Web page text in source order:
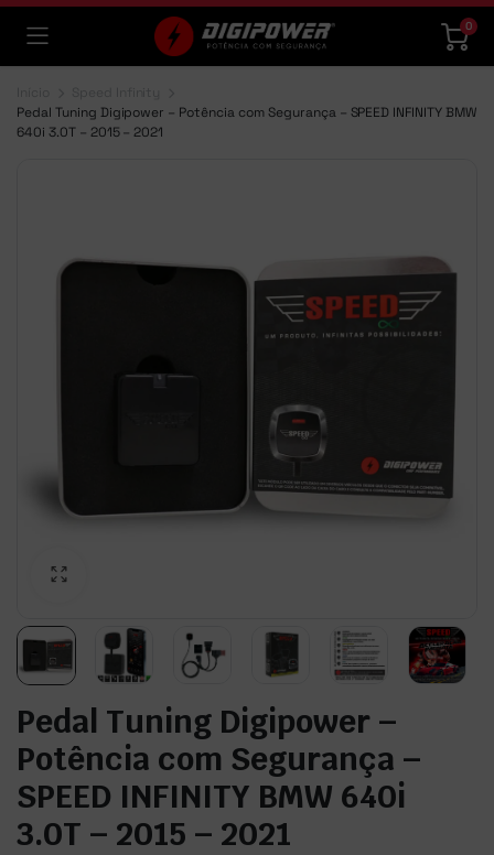
0
Pedal Tuning Digipower – Potência com Segurança – SPEED INFINITY BMW
640i 3.0T – 2015 – 2021
Pedal Tuning Digipower –
Potência com Segurança –
SPEED INFINITY BMW 640i
3.0T – 2015 – 2021